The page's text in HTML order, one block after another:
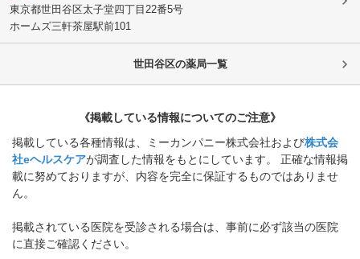
東京都世田谷区太子堂四丁目22番5号
ホームズ三軒茶屋駅前101
世田谷区の薬局一覧
《掲載している情報についてのご注意》
掲載している各種情報は、ミーカンパニー株式会社および株式会
社eヘルスケアが調査した情報をもとにしています。 正確な情報掲
載に努めておりますが、内容を完全に保証するものではありませ
ん。
掲載されている医院を受診される場合は、事前に必ず該当の医院
に直接ご確認ください。